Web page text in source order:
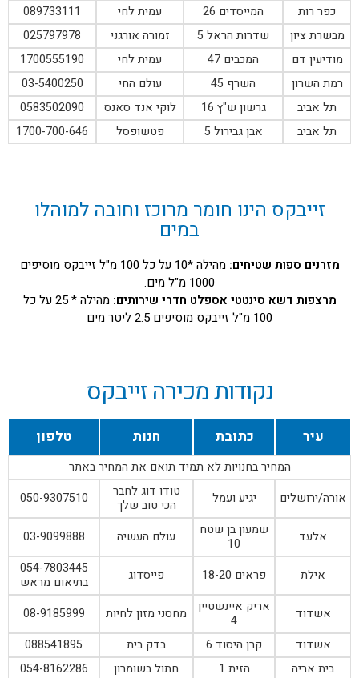
כפר רות המייסדים 26 עמית לחי
089733111
מבשרת ציון
שדרות הראל 5 זמורה אורגני
025797978
מודיעין דם
המכבים 47 עמית לחי
1700555190
רמת השרון
השרף 45 עולם החי
03-5400250
תל אביב
גרשון ש"ץ 16 לוקי אנד סאנס
0583502090
תל אביב
אבן גבירול 5 פטשופסל 1700-700-646
זייבקס הינו חומר מרוכז וחובה למוהלו
במים
מזרנים ספות שטיחים:
מהילה *10 על כל 100 מ"ל זייבקס מוסיפים
1000 מ"ל מים.
מרצפות דשא סינטטי אספלט חדרי שירותים:
מהילה * 25 על כל
100 מ"ל זייבקס מוסיפים 2.5 ליטר מים
נקודות מכירה זייבקס
עיר כתובת חנות טלפון
המחיר בחנויות לא תמיד תואם את המחיר באתר
אורה/ירושלים
יגיע ועמל
טודו דוג לחבר
הכי טוב שלך
050-9307510
אלעד
שמעון בן שטח
10
עולם העשיה 03-9099888
אילת פראים 18-20 פייסדוג
054-7803445
בתיאום מראש
אשדוד
אריק איינשטיין
4
מחסני מזון לחיות
08-9185999
אשדוד
קרן היסוד 6 בדק בית
088541895
בית אריה
הזית 1 חתול בשומרון
054-8162286